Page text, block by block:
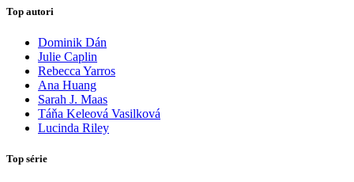
Top autori
Dominik Dán
Julie Caplin
Rebecca Yarros
Ana Huang
Sarah J. Maas
Táňa Keleová Vasilková
Lucinda Riley
Top série